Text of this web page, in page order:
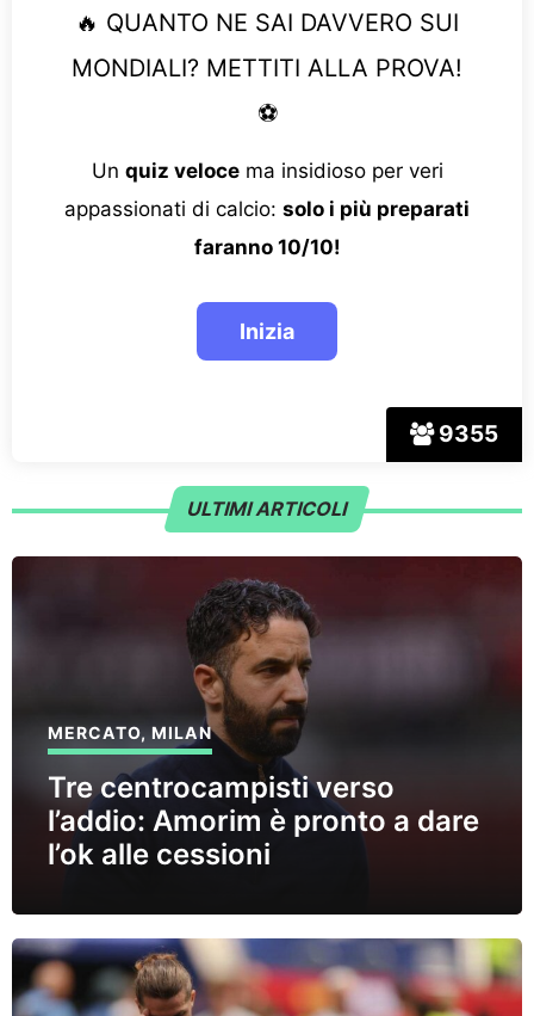
9355
🔥 QUANTO NE SAI DAVVERO SUI
MONDIALI? METTITI ALLA PROVA!
⚽
Un quiz velocema insidioso per veri
appassionati di calcio: solo i più preparati
faranno 10/10!
ULTIMI ARTICOLI
MERCATO,MILAN
Tre centrocampisti verso
l’addio: Amorim è pronto a dare
l’ok alle cessioni